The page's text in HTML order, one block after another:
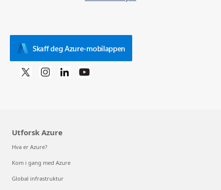
Skaff deg Azure-mobilappen
Utforsk Azure
Hva er Azure?
Kom i gang med Azure
Global infrastruktur